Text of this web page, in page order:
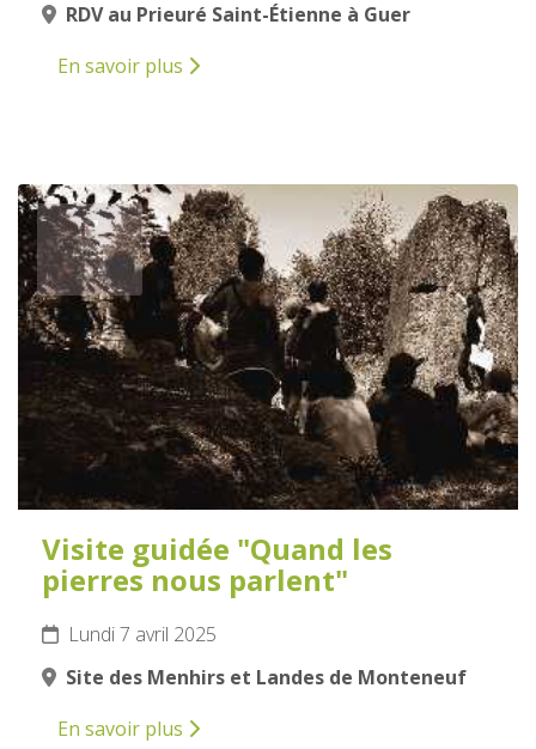
RDV au Prieuré Saint-Étienne à Guer
En savoir plus
7
AVRIL
2025
Visite guidée "Quand les
pierres nous parlent"
Lundi 7 avril 2025
Site des Menhirs et Landes de Monteneuf
En savoir plus